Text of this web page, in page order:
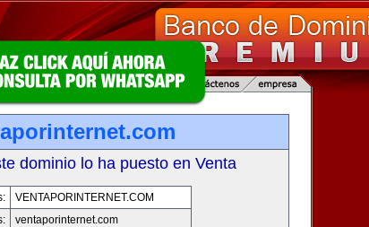
dominio lo ha puesto en Venta
VENTAPORINTERNET.COM
ventaporinternet.com